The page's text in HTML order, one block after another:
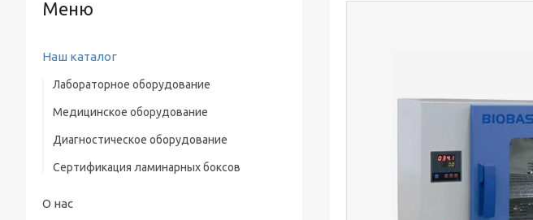
Наш каталог
Лабораторное оборудование
Водяная баня-термостат
Низкотемпературные стерилизаторы
Ламинарные боксы
Системы очистки воды
Медицинское оборудование
Диагностическое оборудование
Сертификация ламинарных боксов
О нас